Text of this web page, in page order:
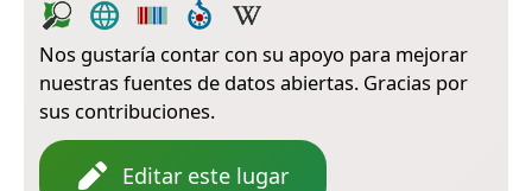
Nos gustaría contar con su apoyo para mejorar
nuestras fuentes de datos abiertas. Gracias por
sus contribuciones.
Editar este lugar